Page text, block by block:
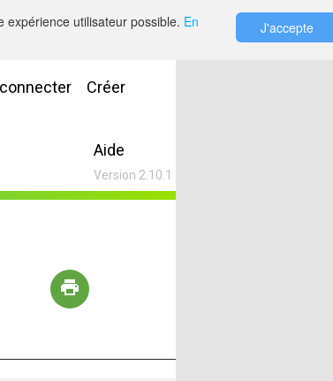
Créer
Aide
Version 2.10.1
expérience utilisateur possible. En
J'accepte